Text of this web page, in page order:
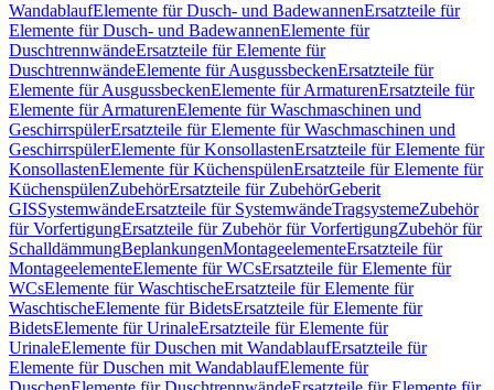
WandablaufElemente für Dusch- und BadewannenErsatzteile für
Elemente für Dusch- und BadewannenElemente für
DuschtrennwändeErsatzteile für Elemente für
DuschtrennwändeElemente für AusgussbeckenErsatzteile für
Elemente für AusgussbeckenElemente für ArmaturenErsatzteile für
Elemente für ArmaturenElemente für Waschmaschinen und
GeschirrspülerErsatzteile für Elemente für Waschmaschinen und
GeschirrspülerElemente für KonsollastenErsatzteile für Elemente für
KonsollastenElemente für KüchenspülenErsatzteile für Elemente für
KüchenspülenZubehörErsatzteile für ZubehörGeberit
GISSystemwändeErsatzteile für SystemwändeTragsystemeZubehör
für VorfertigungErsatzteile für Zubehör für VorfertigungZubehör für
SchalldämmungBeplankungenMontageelementeErsatzteile für
MontageelementeElemente für WCsErsatzteile für Elemente für
WCsElemente für WaschtischeErsatzteile für Elemente für
WaschtischeElemente für BidetsErsatzteile für Elemente für
BidetsElemente für UrinaleErsatzteile für Elemente für
UrinaleElemente für Duschen mit WandablaufErsatzteile für
Elemente für Duschen mit WandablaufElemente für